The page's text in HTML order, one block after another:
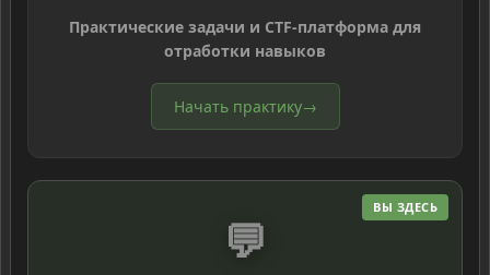
Практические задачи и CTF-платформа для
отработки навыков
Начать практику→
ВЫ ЗДЕСЬ
💬